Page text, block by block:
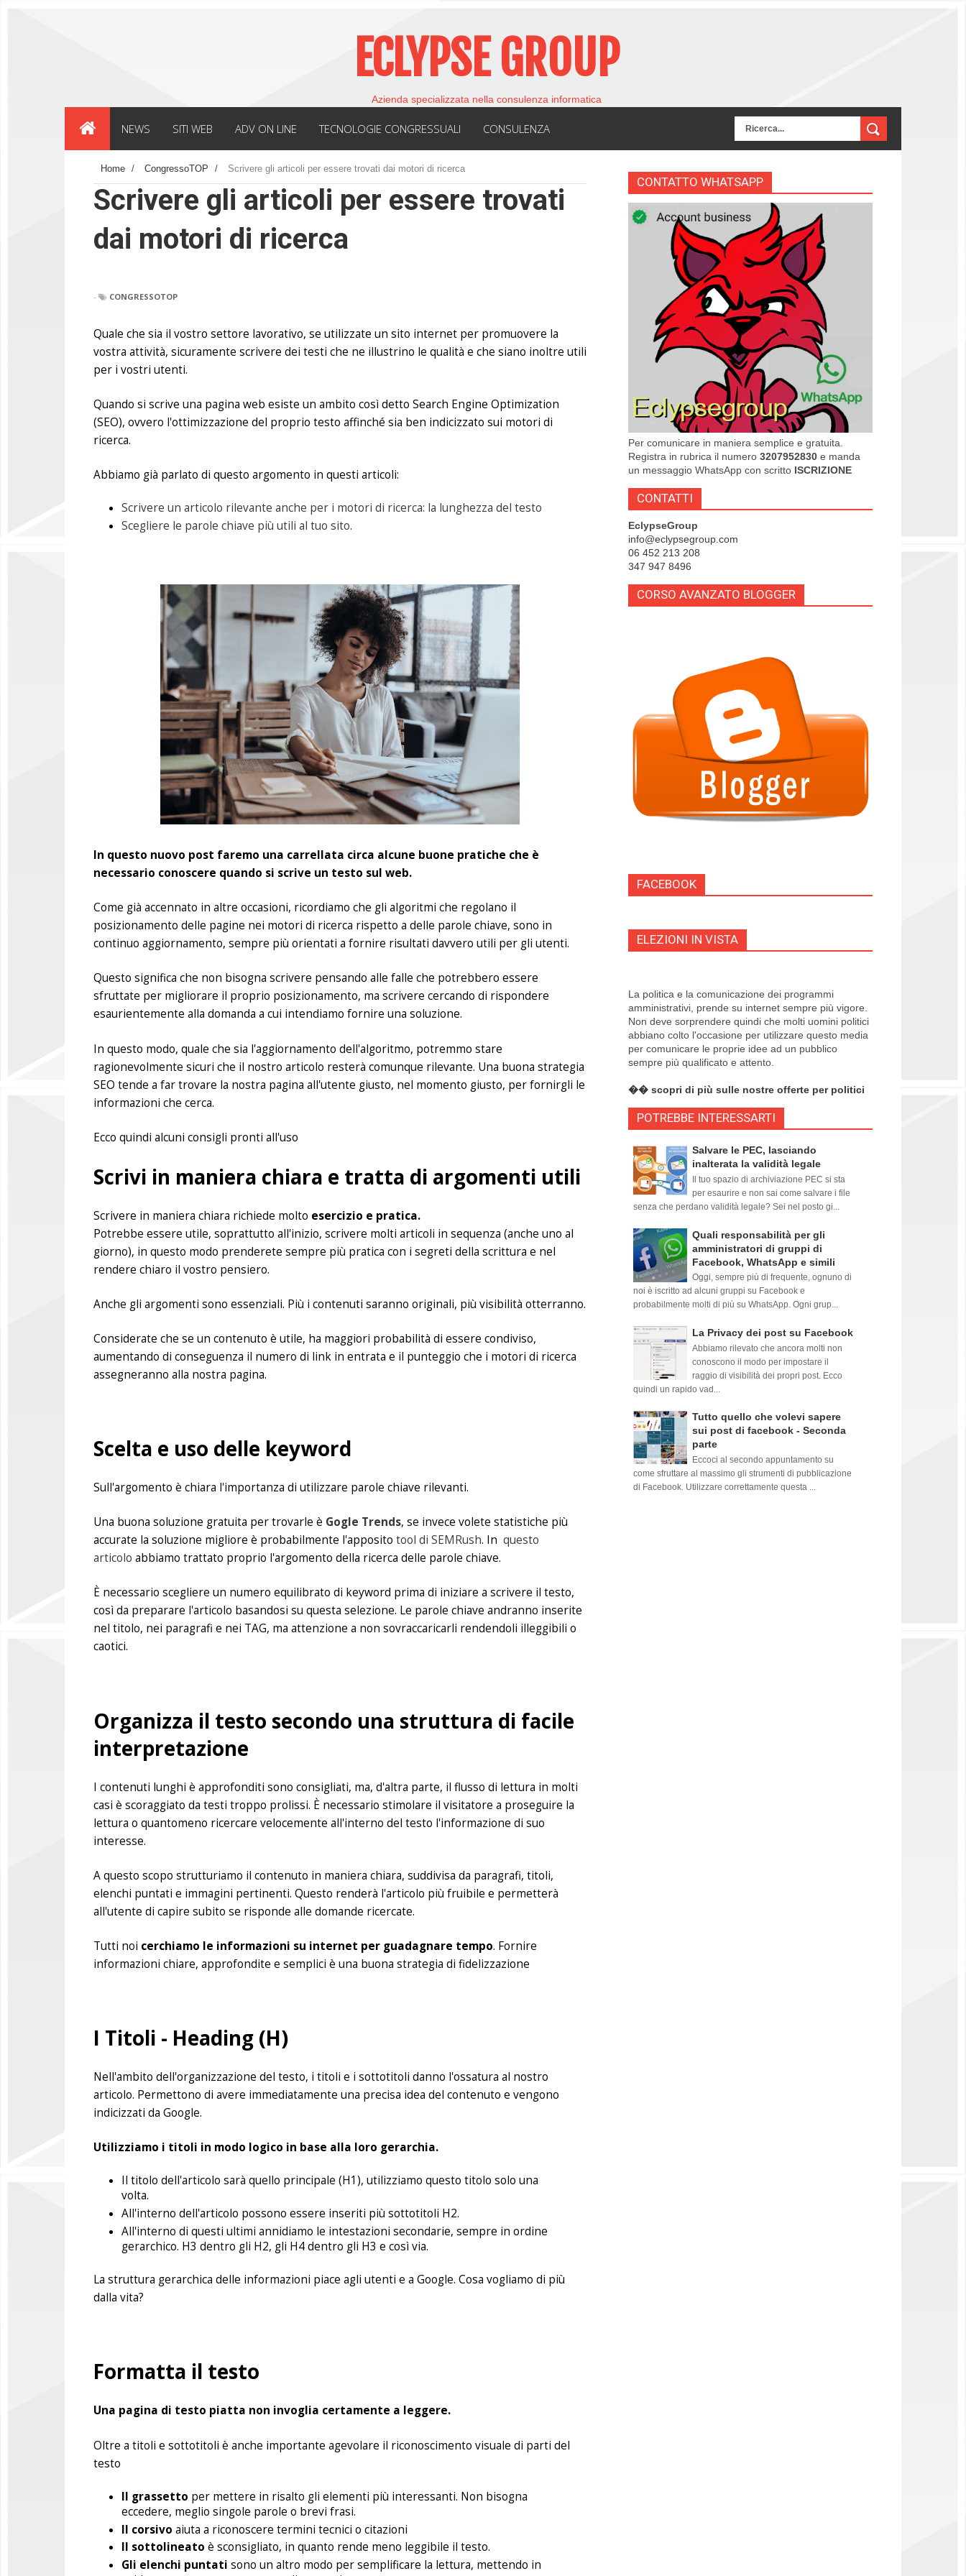
ECLYPSE GROUP
Azienda specializzata nella consulenza informatica
NEWS SITI WEB ADV ON LINE TECNOLOGIE CONGRESSUALI CONSULENZA
Home / CongressoTOP / Scrivere gli articoli per essere trovati dai motori di ricerca
Scrivere gli articoli per essere trovati
dai motori di ricerca
- CONGRESSOTOP
Quale che sia il vostro settore lavorativo, se utilizzate un sito internet per promuovere la
vostra attività, sicuramente scrivere dei testi che ne illustrino le qualità e che siano inoltre utili
per i vostri utenti.
Quando si scrive una pagina web esiste un ambito così detto Search Engine Optimization
(SEO), ovvero l'ottimizzazione del proprio testo affinché sia ben indicizzato sui motori di
ricerca.
Abbiamo già parlato di questo argomento in questi articoli:
Scrivere un articolo rilevante anche per i motori di ricerca: la lunghezza del testo
Scegliere le parole chiave più utili al tuo sito.
In questo nuovo post faremo una carrellata circa alcune buone pratiche che è
necessario conoscere quando si scrive un testo sul web.
Come già accennato in altre occasioni, ricordiamo che gli algoritmi che regolano il
posizionamento delle pagine nei motori di ricerca rispetto a delle parole chiave, sono in
continuo aggiornamento, sempre più orientati a fornire risultati davvero utili per gli utenti.
Questo significa che non bisogna scrivere pensando alle falle che potrebbero essere
sfruttate per migliorare il proprio posizionamento, ma scrivere cercando di rispondere
esaurientemente alla domanda a cui intendiamo fornire una soluzione.
In questo modo, quale che sia l'aggiornamento dell'algoritmo, potremmo stare
ragionevolmente sicuri che il nostro articolo resterà comunque rilevante. Una buona strategia
SEO tende a far trovare la nostra pagina all'utente giusto, nel momento giusto, per fornirgli le
informazioni che cerca.
Ecco quindi alcuni consigli pronti all'uso
Scrivi in maniera chiara e tratta di argomenti utili
Scrivere in maniera chiara richiede molto esercizio e pratica.
Potrebbe essere utile, soprattutto all'inizio, scrivere molti articoli in sequenza (anche uno al
giorno), in questo modo prenderete sempre più pratica con i segreti della scrittura e nel
rendere chiaro il vostro pensiero.
Anche gli argomenti sono essenziali. Più i contenuti saranno originali, più visibilità otterranno.
Considerate che se un contenuto è utile, ha maggiori probabilità di essere condiviso,
aumentando di conseguenza il numero di link in entrata e il punteggio che i motori di ricerca
assegneranno alla nostra pagina.
Scelta e uso delle keyword
Sull'argomento è chiara l'importanza di utilizzare parole chiave rilevanti.
Una buona soluzione gratuita per trovarle è Gogle Trends, se invece volete statistiche più
accurate la soluzione migliore è probabilmente l'apposito tool di SEMRush. In questo
articolo abbiamo trattato proprio l'argomento della ricerca delle parole chiave.
È necessario scegliere un numero equilibrato di keyword prima di iniziare a scrivere il testo,
così da preparare l'articolo basandosi su questa selezione. Le parole chiave andranno inserite
nel titolo, nei paragrafi e nei TAG, ma attenzione a non sovraccaricarli rendendoli illeggibili o
caotici.
Organizza il testo secondo una struttura di facile
interpretazione
I contenuti lunghi è approfonditi sono consigliati, ma, d'altra parte, il flusso di lettura in molti
casi è scoraggiato da testi troppo prolissi. È necessario stimolare il visitatore a proseguire la
lettura o quantomeno ricercare velocemente all'interno del testo l'informazione di suo
interesse.
A questo scopo strutturiamo il contenuto in maniera chiara, suddivisa da paragrafi, titoli,
elenchi puntati e immagini pertinenti. Questo renderà l'articolo più fruibile e permetterà
all'utente di capire subito se risponde alle domande ricercate.
Tutti noi cerchiamo le informazioni su internet per guadagnare tempo. Fornire
informazioni chiare, approfondite e semplici è una buona strategia di fidelizzazione
I Titoli - Heading (H)
Nell'ambito dell'organizzazione del testo, i titoli e i sottotitoli danno l'ossatura al nostro
articolo. Permettono di avere immediatamente una precisa idea del contenuto e vengono
indicizzati da Google.
Utilizziamo i titoli in modo logico in base alla loro gerarchia.
Il titolo dell'articolo sarà quello principale (H1), utilizziamo questo titolo solo una
volta.
All'interno dell'articolo possono essere inseriti più sottotitoli H2.
All'interno di questi ultimi annidiamo le intestazioni secondarie, sempre in ordine
gerarchico. H3 dentro gli H2, gli H4 dentro gli H3 e così via.
La struttura gerarchica delle informazioni piace agli utenti e a Google. Cosa vogliamo di più
dalla vita?
Formatta il testo
Una pagina di testo piatta non invoglia certamente a leggere.
Oltre a titoli e sottotitoli è anche importante agevolare il riconoscimento visuale di parti del
testo
Il grassetto per mettere in risalto gli elementi più interessanti. Non bisogna
eccedere, meglio singole parole o brevi frasi.
Il corsivo aiuta a riconoscere termini tecnici o citazioni
Il sottolineato è sconsigliato, in quanto rende meno leggibile il testo.
Gli elenchi puntati sono un altro modo per semplificare la lettura, mettendo in
CONTATTO WHATSAPP
Per comunicare in maniera semplice e gratuita.
Registra in rubrica il numero 3207952830 e manda
un messaggio WhatsApp con scritto ISCRIZIONE
CONTATTI
EclypseGroup
info@eclypsegroup.com
06 452 213 208
347 947 8496
CORSO AVANZATO BLOGGER
FACEBOOK
ELEZIONI IN VISTA
La politica e la comunicazione dei programmi
amministrativi, prende su internet sempre più vigore.
Non deve sorprendere quindi che molti uomini politici
abbiano colto l'occasione per utilizzare questo media
per comunicare le proprie idee ad un pubblico
sempre più qualificato e attento.
�� scopri di più sulle nostre offerte per politici
POTREBBE INTERESSARTI
Salvare le PEC, lasciando
inalterata la validità legale
Il tuo spazio di archiviazione PEC si sta
per esaurire e non sai come salvare i file
senza che perdano validità legale? Sei nel posto gi...
Quali responsabilità per gli
amministratori di gruppi di
Facebook, WhatsApp e simili
Oggi, sempre più di frequente, ognuno di
noi è iscritto ad alcuni gruppi su Facebook e
probabilmente molti di più su WhatsApp. Ogni grup...
La Privacy dei post su Facebook
Abbiamo rilevato che ancora molti non
conoscono il modo per impostare il
raggio di visibilità dei propri post. Ecco
quindi un rapido vad...
Tutto quello che volevi sapere
sui post di facebook - Seconda
parte
Eccoci al secondo appuntamento su
come sfruttare al massimo gli strumenti di pubblicazione
di Facebook. Utilizzare correttamente questa ...